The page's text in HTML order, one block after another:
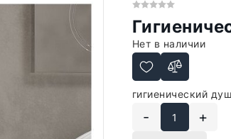
Нет в наличии
гигиенический
- +